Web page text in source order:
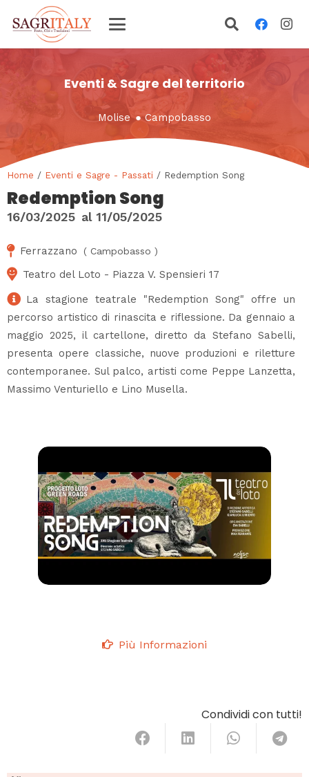
Eventi & Sagre del territorio
Molise ●Campobasso
Home / Eventi e Sagre - Passati / Redemption Song
Redemption Song
16/03/2025 al 11/05/2025
Ferrazzano ( Campobasso )
Teatro del Loto - Piazza V. Spensieri 17
La stagione teatrale "Redemption Song" offre un
percorso artistico di rinascita e riflessione. Da gennaio a
maggio 2025, il cartellone, diretto da Stefano Sabelli,
presenta opere classiche, nuove produzioni e riletture
contemporanee. Sul palco, artisti come Peppe Lanzetta,
Massimo Venturiello e Lino Musella.
Più Informazioni
Condividi con tutti!